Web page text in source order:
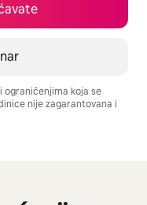
ograničenjima koja se
nije zagarantovana i